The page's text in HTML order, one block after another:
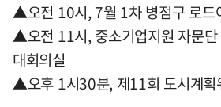
▲오전 10시, 7월 1차 병점구 로드
▲오전 11시, 중소기업지원 자문단
대회의실
▲오후 1시30분, 제11회 도시계획